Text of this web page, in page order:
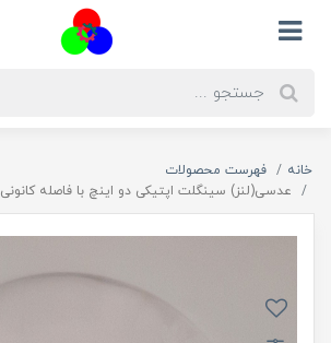
خانه
فهرست محصولات
عدسی(لنز) سینگلت اپتیکی دو اینچ با فاصله کانونی ۱۰۰ میلیمتر